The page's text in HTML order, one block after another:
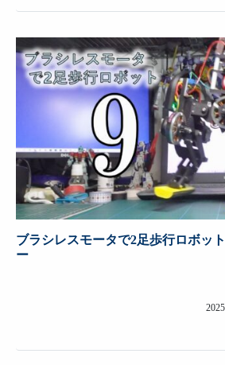
ブラシレスモータで2足歩行ロボッ
ー